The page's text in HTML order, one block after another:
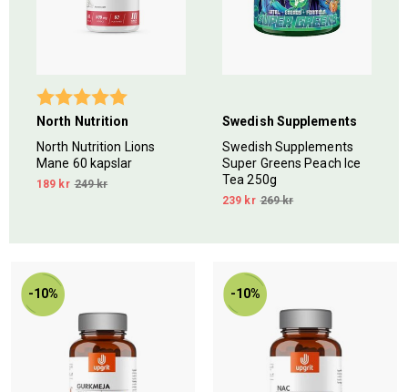
stjärnorBetyg:
North Nutrition
North Nutrition Lions
Mane 60 kapslar
189 kr 249 kr
Swedish Supplements
Swedish Supplements
Super Greens Peach Ice
Tea 250g
239 kr 269 kr
-10% -10%